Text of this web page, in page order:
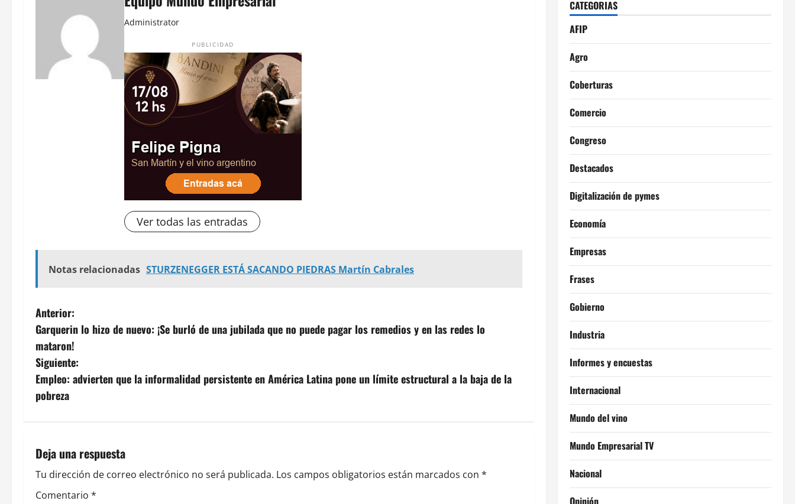
Administrator
PUBLICIDAD
Ver todas las entradas
Notas relacionadas STURZENEGGER ESTÁ SACANDO PIEDRAS Martín Cabrales
N
a
v
e
c
i
Anterior:
Garquerin lo hizo de nuevo: ¡Se burló de una jubilada que no puede pagar los remedios y en las redes lo
mataron!
Siguiente:
Empleo: advierten que la informalidad persistente en América Latina pone un límite estructural a la baja de la
pobreza
Deja una respuesta
Tu dirección de correo electrónico no será publicada. Los campos obligatorios están marcados con *
Comentario *
CATEGORIAS
AFIP
Agro
Coberturas
Comercio
Congreso
Destacados
Digitalización de pymes
Economía
Empresas
Frases
Gobierno
Industria
Informes y encuestas
Internacional
Mundo del vino
Mundo Empresarial TV
Nacional
Opinión